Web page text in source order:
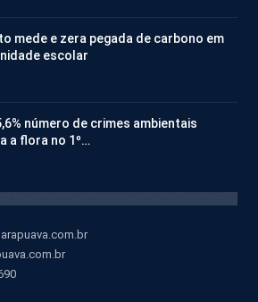
mede e zera pegada de carbono em
escolar
número de crimes ambientais
a flora no 1º…